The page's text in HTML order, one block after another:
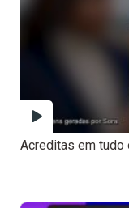
Acreditas em tudo